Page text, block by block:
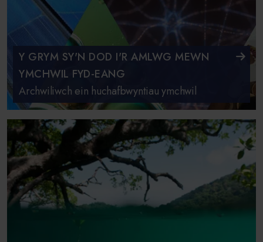
Y GRYM SY'N DOD I'R AMLWG MEWN
YMCHWIL FYD-EANG
Archwiliwch ein huchafbwyntiau ymchwil